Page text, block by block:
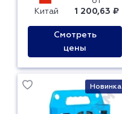
Китай
1 200,63 ₽
Смотреть
цены
Новинка